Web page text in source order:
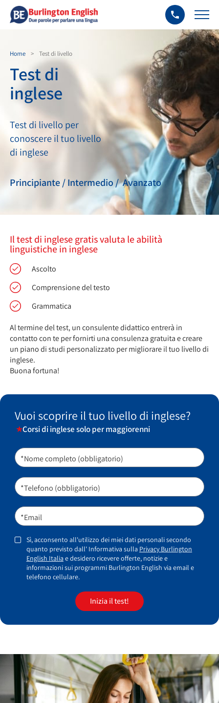
Home > Test di livello
Test di
inglese
Test di livello per
conoscere il tuo livello
di inglese
Principiante / Intermedio / Avanzato
Il test di inglese gratis valuta le abilità
linguistiche in inglese
Ascolto
Comprensione del testo
Grammatica
Al termine del test, un consulente didattico entrerà in
contatto con te per fornirti una consulenza gratuita e creare
un piano di studi personalizzato per migliorare il tuo livello di
inglese.
Buona fortuna!
Vuoi scoprire il tuo livello di inglese?
Corsi di inglese solo per maggiorenni
*Nome completo (obbligatorio)
*Telefono (obbligatorio)
*Email
Sì, acconsento all'utilizzo dei miei dati personali secondo
quanto previsto dall' Informativa sulla Privacy Burlington
English Italia e desidero ricevere offerte, notizie e
informazioni sui programmi Burlington English via email e
telefono cellulare.
Inizia il test!